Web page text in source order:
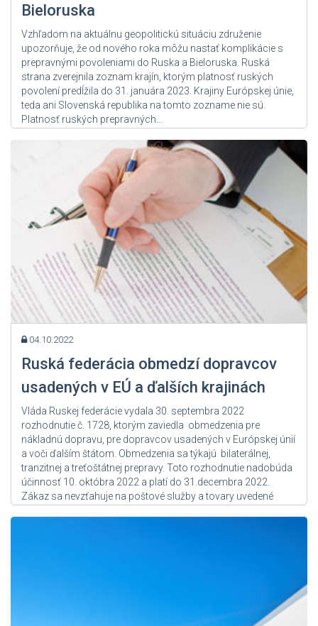
Bieloruska
Vzhľadom na aktuálnu geopolitickú situáciu združenie
upozorňuje, že od nového roka môžu nastať komplikácie s
prepravnými povoleniami do Ruska a Bieloruska. Ruská
strana zverejnila zoznam krajín, ktorým platnosť ruských
povolení predĺžila do 31. januára 2023. Krajiny Európskej únie,
teda ani Slovenská republika na tomto zozname nie sú.
Platnosť ruských prepravných...
04.10.2022
Ruská federácia obmedzí dopravcov
usadených v EÚ a ďalších krajinách
Vláda Ruskej federácie vydala 30. septembra 2022
rozhodnutie č. 1728, ktorým zaviedla obmedzenia pre
nákladnú dopravu, pre dopravcov usadených v Európskej únií
a voči ďalším štátom. Obmedzenia sa týkajú bilaterálnej,
tranzitnej a treťoštátnej prepravy. Toto rozhodnutie nadobúda
účinnosť 10. októbra 2022 a platí do 31.decembra 2022.
Zákaz sa nevzťahuje na poštové služby a tovary uvedené